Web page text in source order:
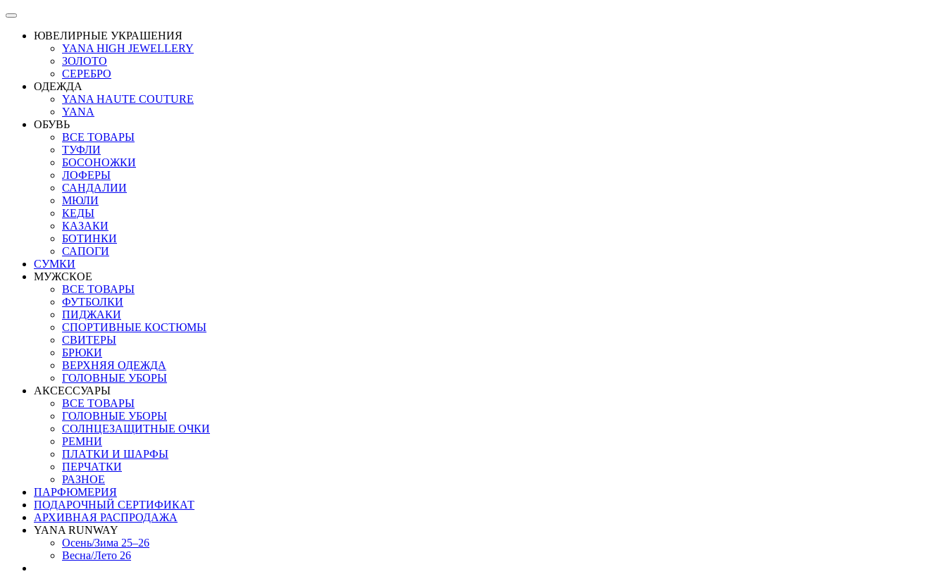
ЮВЕЛИРНЫЕ УКРАШЕНИЯ
YANA HIGH JEWELLERY
ЗОЛОТО
СЕРЕБРО
ОДЕЖДА
YANA HAUTE COUTURE
YANA
ОБУВЬ
ВСЕ ТОВАРЫ
ТУФЛИ
БОСОНОЖКИ
ЛОФЕРЫ
САНДАЛИИ
МЮЛИ
КЕДЫ
КАЗАКИ
БОТИНКИ
САПОГИ
СУМКИ
МУЖСКОЕ
ВСЕ ТОВАРЫ
ФУТБОЛКИ
ПИДЖАКИ
СПОРТИВНЫЕ КОСТЮМЫ
СВИТЕРЫ
БРЮКИ
ВЕРХНЯЯ ОДЕЖДА
ГОЛОВНЫЕ УБОРЫ
АКСЕССУАРЫ
ВСЕ ТОВАРЫ
ГОЛОВНЫЕ УБОРЫ
СОЛНЦЕЗАЩИТНЫЕ ОЧКИ
РЕМНИ
ПЛАТКИ И ШАРФЫ
ПЕРЧАТКИ
РАЗНОЕ
ПАРФЮМЕРИЯ
ПОДАРОЧНЫЙ СЕРТИФИКАТ
АРХИВНАЯ РАСПРОДАЖА
YANA RUNWAY
Осень/Зима 25–26
Весна/Лето 26